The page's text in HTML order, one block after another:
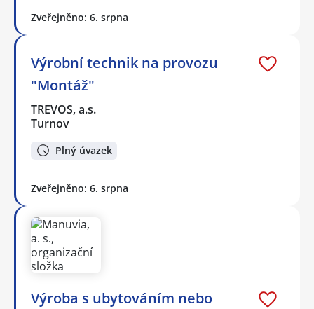
Zveřejněno: 6. srpna
Výrobní technik na provozu
"Montáž"
TREVOS, a.s.
Turnov
Plný úvazek
Zveřejněno: 6. srpna
Výroba s ubytováním nebo